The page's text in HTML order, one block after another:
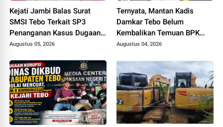
Kejati Jambi Balas Surat
SMSI Tebo Terkait SP3
Penanganan Kasus Dugaan
Korupsi di DPUPR Tebo Rp
Augustus 05, 2026
Ternyata, Mantan Kadis
Damkar Tebo Belum
Kembalikan Temuan BPK
Terkait Pencairan GU yang
Kepentingan Pribadi
Augustus 04, 2026